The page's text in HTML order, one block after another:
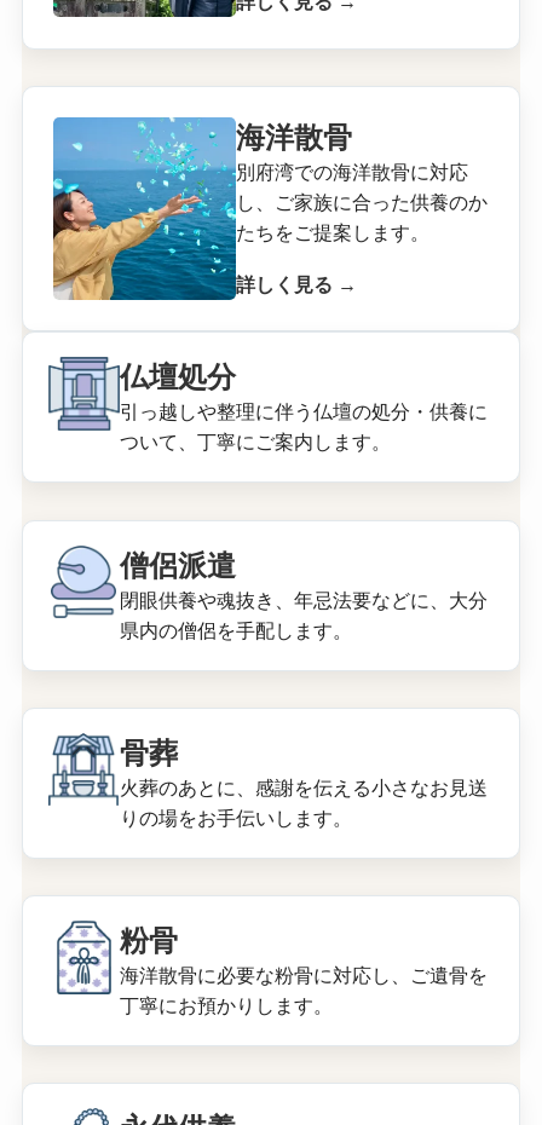
海洋散骨
別府湾での海洋散骨に対応
し、ご家族に合った供養のか
たちをご提案します。
詳しく見る →
仏壇処分
引っ越しや整理に伴う仏壇の処分・供養に
ついて、丁寧にご案内します。
僧侶派遣
閉眼供養や魂抜き、年忌法要などに、大分
県内の僧侶を手配します。
骨葬
火葬のあとに、感謝を伝える小さなお見送
りの場をお手伝いします。
粉骨
海洋散骨に必要な粉骨に対応し、ご遺骨を
丁寧にお預かりします。